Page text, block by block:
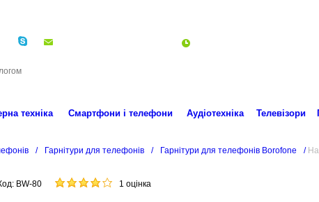
техніка Смартфони і телефони Аудіотехніка Телевізори
/ Гарнітури для телефонів / Гарнітури для телефонів Borofone /
BW-80 1 оцінка